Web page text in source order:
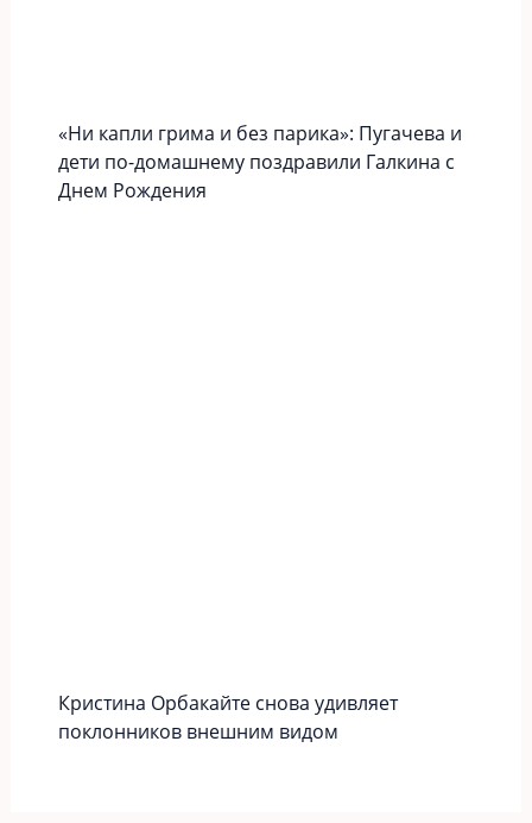
«Ни капли грима и без парика»: Пугачева и
дети по-домашнему поздравили Галкина с
Днем Рождения
Кристина Орбакайте снова удивляет
поклонников внешним видом